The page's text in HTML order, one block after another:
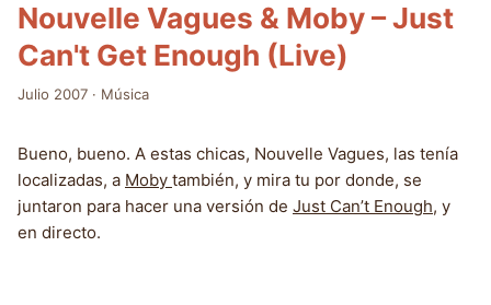
Nouvelle Vagues & Moby – Just
Can't Get Enough (Live)
Julio 2007 · Música
Bueno, bueno. A estas chicas, Nouvelle Vagues, las tenía
localizadas, a Moby también, y mira tu por donde, se
juntaron para hacer una versión de Just Can’t Enough, y
en directo.